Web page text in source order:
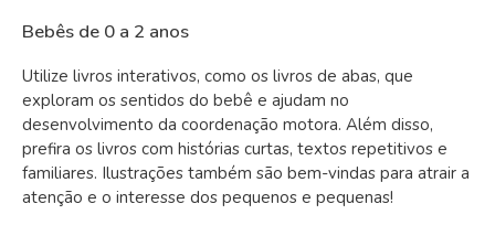
Bebês de 0 a 2 anos
Utilize livros interativos, como os livros de abas, que
exploram os sentidos do bebê e ajudam no
desenvolvimento da coordenação motora. Além disso,
prefira os livros com histórias curtas, textos repetitivos e
familiares. Ilustrações também são bem-vindas para atrair a
atenção e o interesse dos pequenos e pequenas!